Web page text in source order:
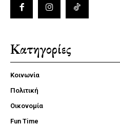
Κατηγορίες
Κοινωνία
Πολιτική
Οικονομία
Fun Time